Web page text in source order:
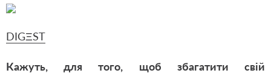
DIGΞST
Кажуть, для того, щоб збагатити свій